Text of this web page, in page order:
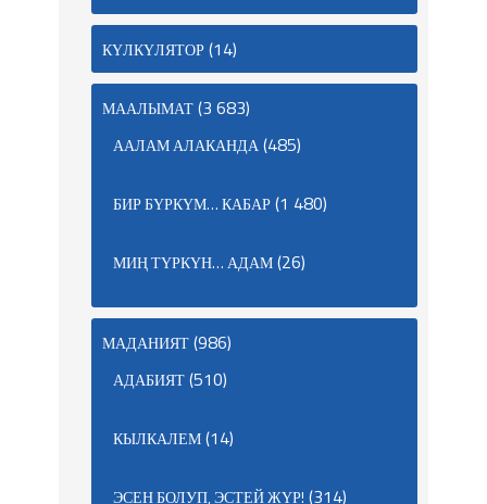
КҮЛКҮЛЯТОР(14)
МААЛЫМАТ(3 683)
ААЛАМ АЛАКАНДА(485)
БИР БҮРКҮМ… КАБАР(1 480)
МИҢ ТҮРКҮН… АДАМ(26)
МАДАНИЯТ(986)
АДАБИЯТ(510)
КЫЛКАЛЕМ(14)
ЭСЕН БОЛУП, ЭСТЕЙ ЖҮР! (314)